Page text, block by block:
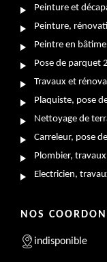
Peinture et
Peinture,
Peintre en
Pose de parquet
Travaux et
Plaquiste, pose
Nettoyage de
Carreleur, pose
Plombier,
Electricien,
NOS
indisponible